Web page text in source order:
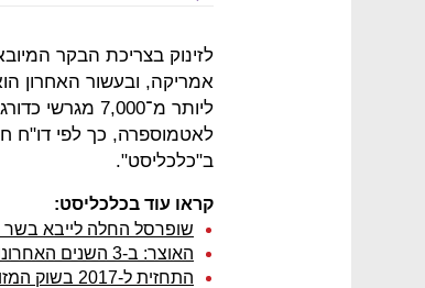
לזינוק בצריכת הבקר
לאטמוספרה, כך לפי דו"ח
ב"כלכליסט".
קראו עוד בכלכליסט:
שופרסל החלה לייבא בשר
האוצר: ב-3 השנים האחרונות חלה עלייה בצריכת בשר טרי וירידה במחיר
התחזית ל-2017 בשוק המזון: יותר בקר, פחות שקיות והמשך ירידה במכירות